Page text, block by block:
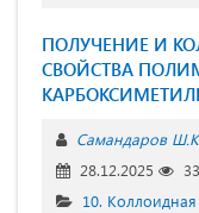
ПОЛУЧЕНИЕ И
СВОЙСТВA
Самандаров
28.12.2025
10.